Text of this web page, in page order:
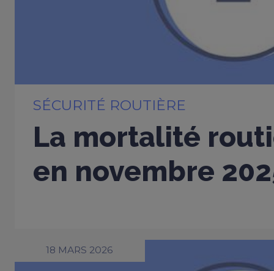
SÉCURITÉ ROUTIÈRE
La mortalité
en novembre
18 MARS 2026